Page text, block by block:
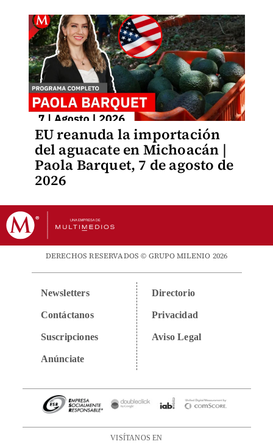
EU reanuda la importación
del aguacate en Michoacán |
Paola Barquet, 7 de agosto de
2026
DERECHOS RESERVADOS © GRUPO MILENIO 2026
Newsletters
Contáctanos
Suscripciones
Anúnciate
Directorio
Privacidad
Aviso Legal
VISÍTANOS EN